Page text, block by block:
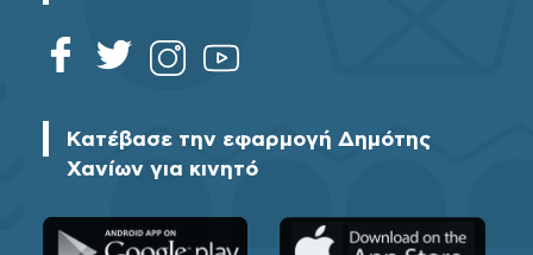
Κατέβασε την εφαρμογή Δημότης
Χανίων για κινητό